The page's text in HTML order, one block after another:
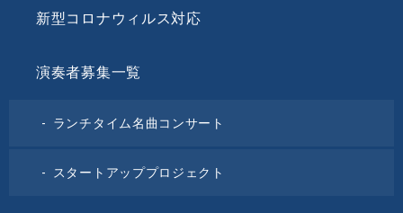
新型コロナウィルス対応
演奏者募集一覧
ランチタイム名曲コンサート
スタートアッププロジェクト